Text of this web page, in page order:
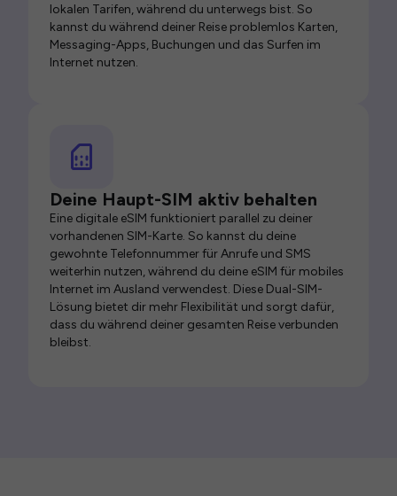
lokalen Tarifen, während du unterwegs bist. So
kannst du während deiner Reise problemlos Karten,
Messaging-Apps, Buchungen und das Surfen im
Internet nutzen.
Deine Haupt-SIM aktiv behalten
Eine digitale eSIM funktioniert parallel zu deiner
vorhandenen SIM-Karte. So kannst du deine
gewohnte Telefonnummer für Anrufe und SMS
weiterhin nutzen, während du deine eSIM für mobiles
Internet im Ausland verwendest. Diese Dual-SIM-
Lösung bietet dir mehr Flexibilität und sorgt dafür,
dass du während deiner gesamten Reise verbunden
bleibst.